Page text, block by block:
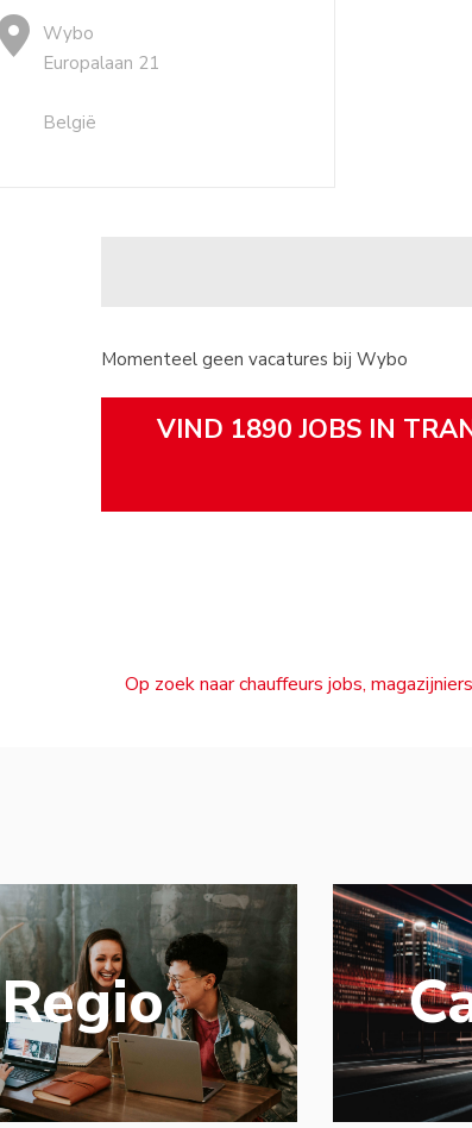
Wybo
Europalaan 21
België
Momenteel geen vacatures bij Wybo
VIND 1890 JOBS IN
Op zoek naar chauffeurs jobs,
Regio